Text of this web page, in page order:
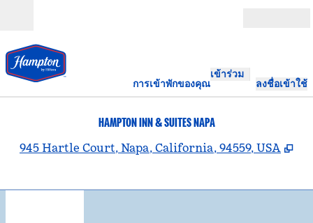
การเข้าพักของคุณ
เข้าร่วม
ลงชื่อเข้าใช้
HAMPTON INN & SUITES NAPA
945 Hartle Court, Napa, California, 94559, USA ,